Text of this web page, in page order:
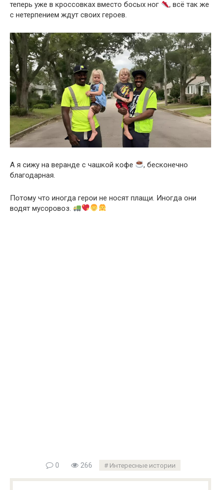
теперь уже в кроссовках вместо босых ног
, всё так же
с нетерпением ждут своих героев.
А я сижу на веранде с чашкой кофе
, бесконечно
благодарная.
Потому что иногда герои не носят плащи. Иногда они
водят мусоровоз.
0 266 Интересные истории